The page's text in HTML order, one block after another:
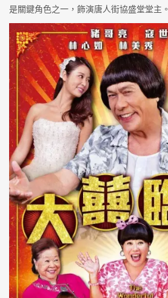
是關鍵角色之一，飾演唐人街協盛堂堂主。